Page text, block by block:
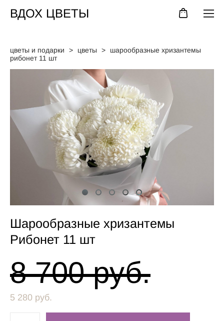
ВДОХ ЦВЕТЫ
цветы и подарки > цветы >
шарообразные хризантемы
рибонет 11 шт
Шарообразные хризантемы
Рибонет 11 шт
8 700 pуб.
5 280 pуб.